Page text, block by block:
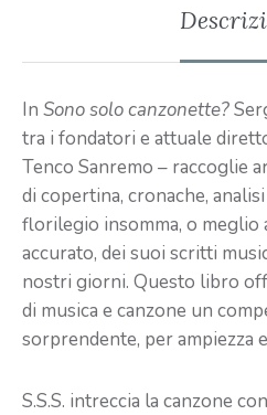
In Sono solo canzonette?
tra i fondatori e attuale
Tenco Sanremo – raccoglie
di copertina, cronache,
florilegio insomma, o meglio
accurato, dei suoi scritti
nostri giorni. Questo libro
di musica e canzone un
sorprendente, per ampiezza
S.S.S. intreccia la canzone